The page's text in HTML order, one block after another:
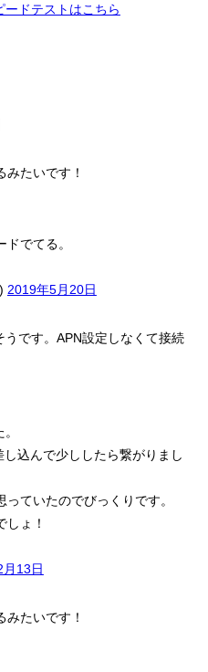
ドテストはこちら
たいです！
でてる。
2019年5月20日
です。APN設定しなくて接続
込んで少ししたら繋がりまし
ていたのでびっくりです。
ょ！
13日
みたいです！